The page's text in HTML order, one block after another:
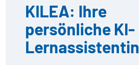
KILEA: Ihre
persönliche KI-
Lernassistentin